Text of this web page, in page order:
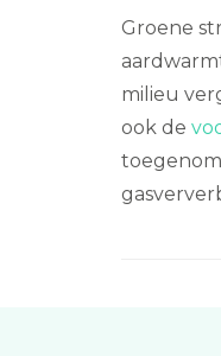
Groene
milieu
ook de